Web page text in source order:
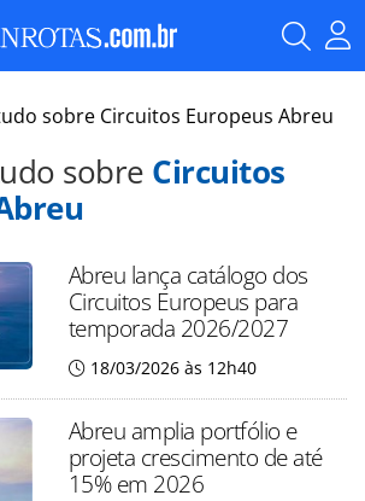
sobre Circuitos Europeus Abreu
sobre Circuitos
Abreu lança catálogo dos
Circuitos Europeus para
temporada 2026/2027
18/03/2026 às 12h40
Abreu amplia portfólio e
projeta crescimento de até
15% em 2026